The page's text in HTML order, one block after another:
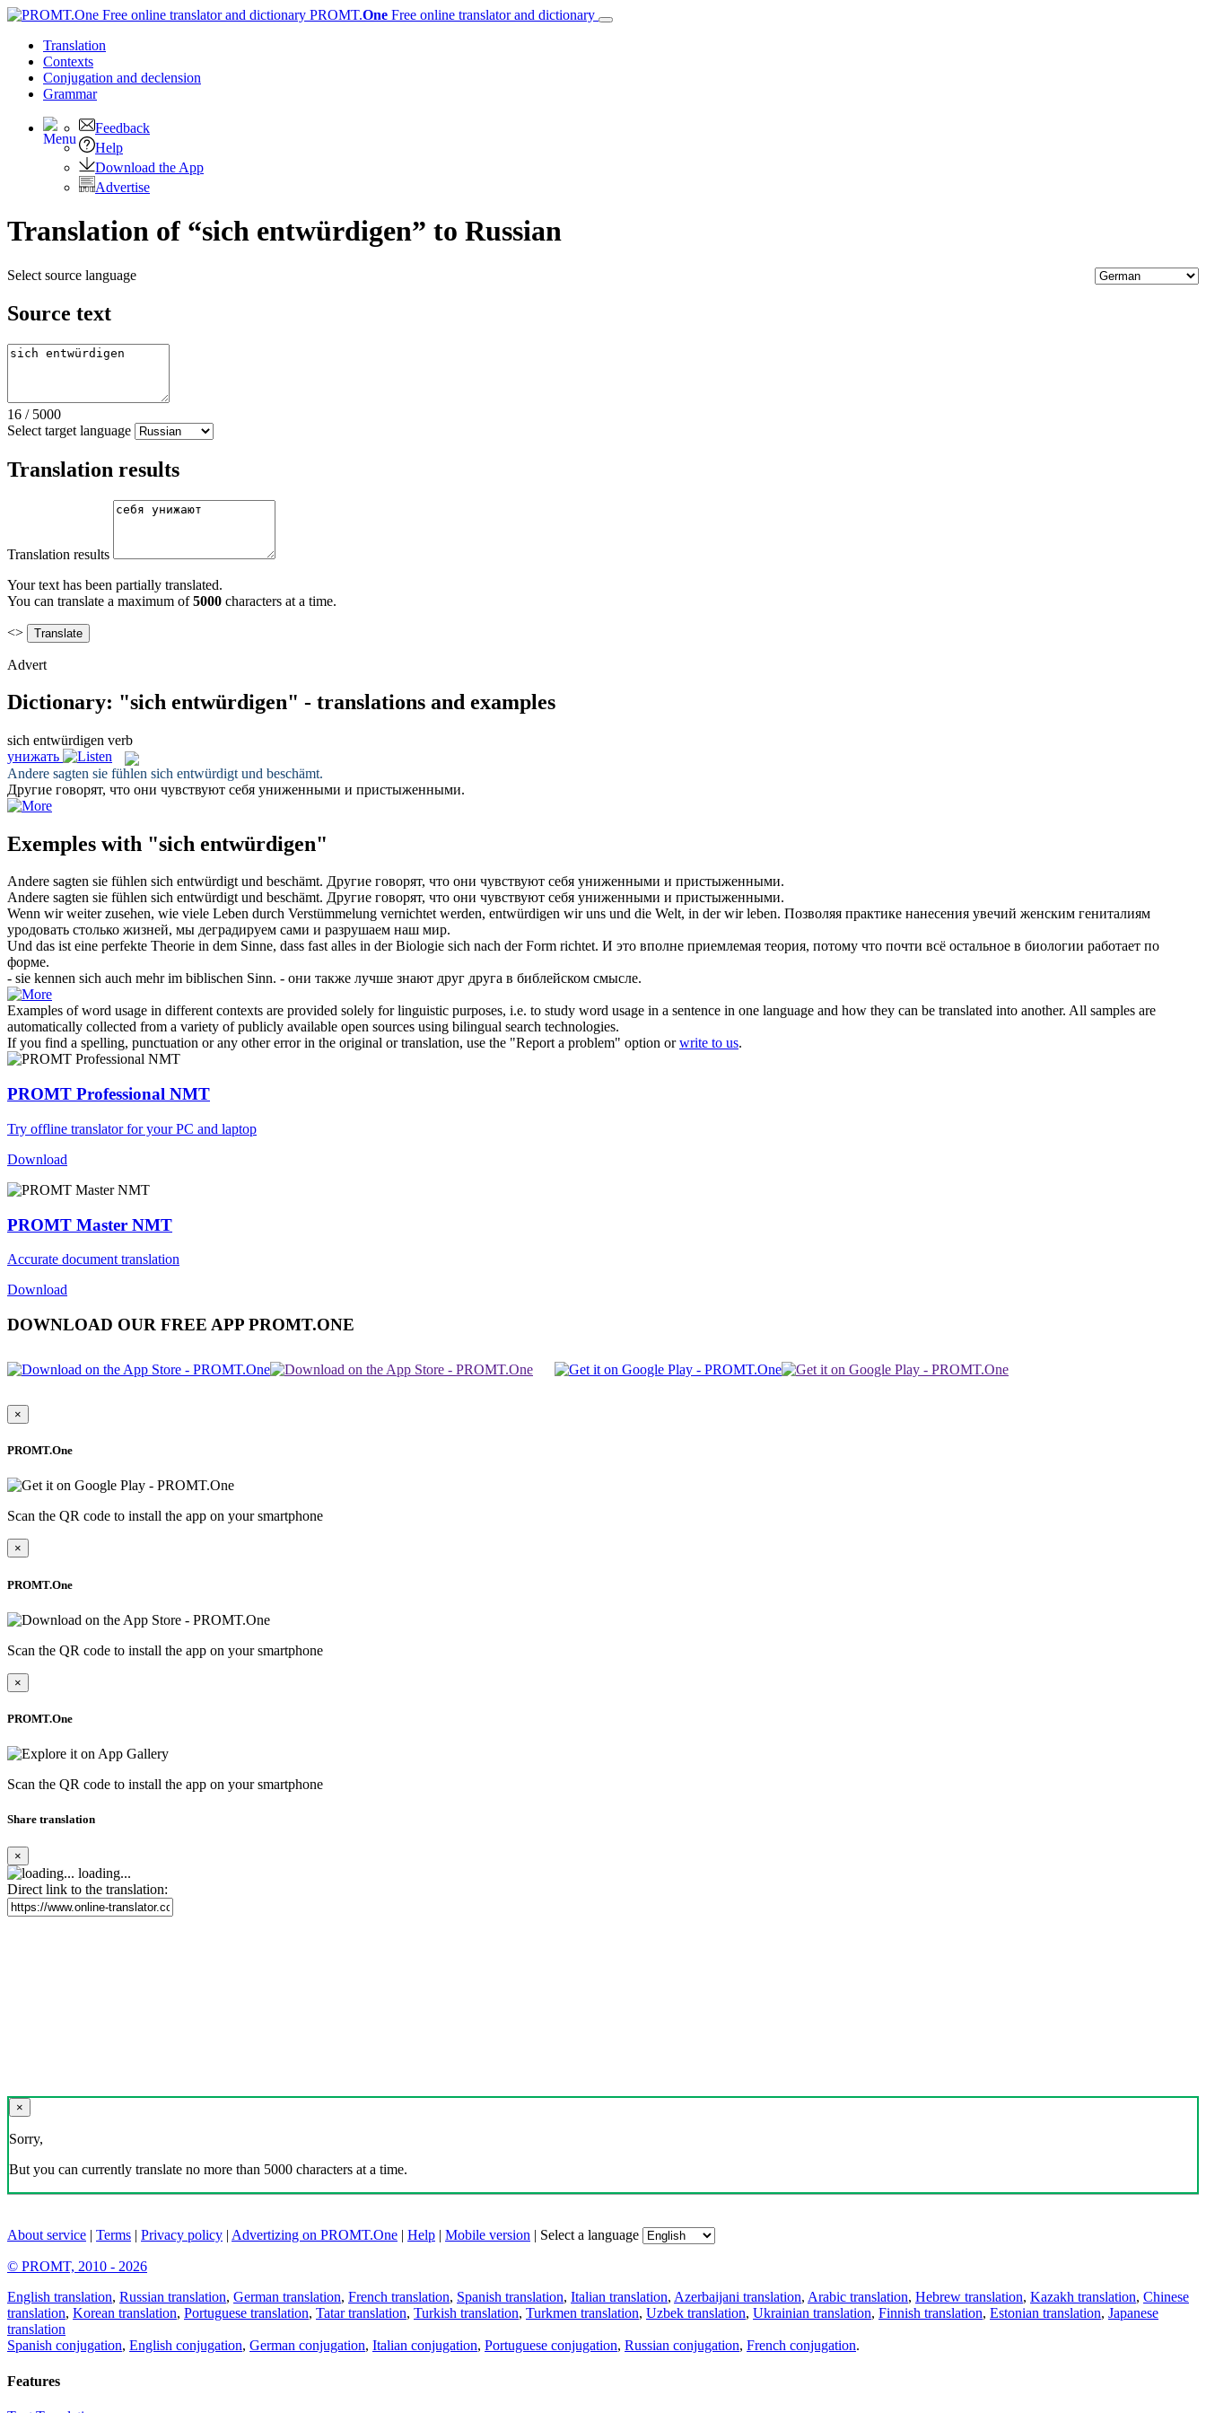
PROMT.One Free online translator and dictionary
Translation
Contexts
Conjugation and declension
Grammar
Feedback
Help
Download the App
Advertise
Translation of “sich entwürdigen” to Russian
Select source language
Source text
16 / 5000
Select target language
Translation results
Translation results
Your text has been partially translated.
You can translate a maximum of5000 characters at a time.
<>
Advert
Dictionary: "sich entwürdigen" - translations and examples
sich entwürdigen verb
унижать
Andere sagten sie fühlen sich entwürdigt und beschämt.
Другие говорят, что они чувствуют себя униженными и пристыженными.
Exemples with "sich entwürdigen"
Andere sagten sie fühlen sich entwürdigtund beschämt. Другие говорят, что они чувствуют себя униженными и пристыженными.
Andere sagten sie fühlen sich entwürdigtund beschämt. Другие говорят, что они чувствуют себя униженными и пристыженными.
Wenn wir weiter zusehen, wie viele Leben durch Verstümmelung vernichtet werden, entwürdigen wir uns und die Welt, in der wir leben. Позволяя практике нанесения увечий женским гениталиям
уродовать столько жизней, мы деградируем сами и разрушаем наш мир.
Und das ist eine perfekte Theorie in dem Sinne, dass fast alles in der Biologie sich nach der Form richtet. И это вполне приемлемая теория, потому что почти всё остальное в биологии работает по
форме.
- sie kennen sich auch mehr im biblischen Sinn. - они также лучше знают друг друга в библейском смысле.
Examples of word usage in different contexts are provided solely for linguistic purposes, i.e. to study word usage in a sentence in one language and how they can be translated into another. All samples are
automatically collected from a variety of publicly available open sources using bilingual search technologies.
If you find a spelling, punctuation or any other error in the original or translation, use the "Report a problem" option orwrite to us.
PROMT Professional NMT
Try offline translator for your PC and laptop
Download
PROMT Master NMT
Accurate document translation
Download
DOWNLOAD OUR FREE APP PROMT.ONE
×
PROMT.One
Scan the QR code to install the app on your smartphone
×
PROMT.One
Scan the QR code to install the app on your smartphone
×
PROMT.One
Scan the QR code to install the app on your smartphone
Share translation
×
loading...
Direct link to the translation:
×
Sorry,
But you can currently translate no more than 5000 characters at a time.
About service | Terms | Privacy policy | Advertizing on PROMT.One | Help | Mobile version | Select a language
© PROMT, 2010 - 2026
English translation, Russian translation, German translation, French translation, Spanish translation, Italian translation, Azerbaijani translation, Arabic translation, Hebrew translation, Kazakh translation, Chinese
translation, Korean translation, Portuguese translation, Tatar translation, Turkish translation, Turkmen translation, Uzbek translation, Ukrainian translation, Finnish translation, Estonian translation, Japanese
translation
Spanish conjugation, English conjugation, German conjugation, Italian conjugation, Portuguese conjugation, Russian conjugation, French conjugation.
Features